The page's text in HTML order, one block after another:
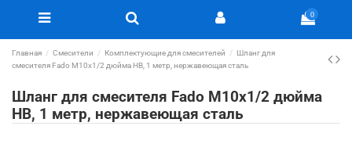
0
Главная Смесители Комплектующие для смесителей
Шланг для
смесителя Fado M10х1/2 дюйма НВ, 1 метр, нержавеющая сталь
Шланг для смесителя Fado M10х1/2 дюйма
НВ, 1 метр, нержавеющая сталь